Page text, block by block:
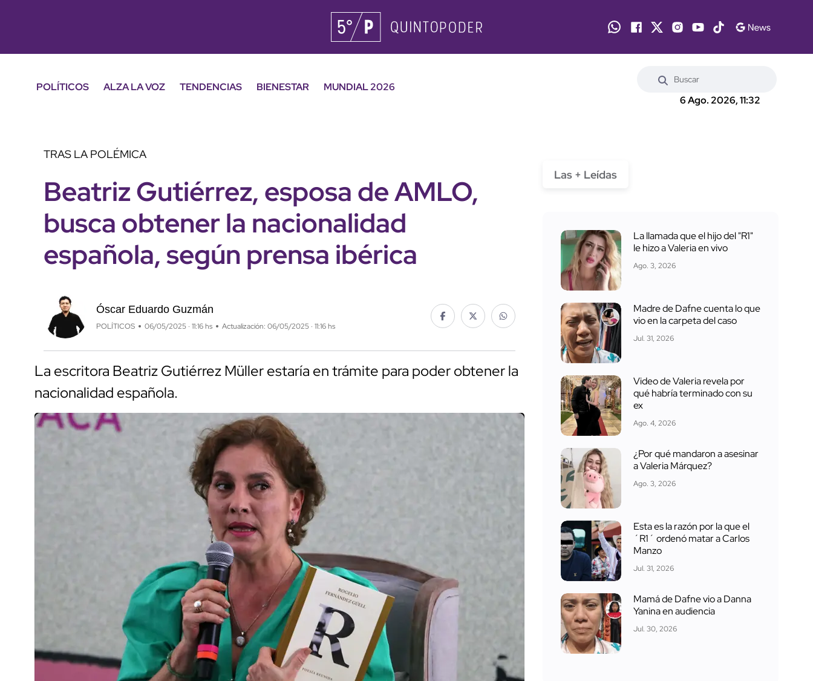
POLÍTICOS ALZA LA VOZ TENDENCIAS BIENESTAR
MUNDIAL 2026
6 Ago. 2026, 11:32
TRAS LA POLÉMICA
Beatriz Gutiérrez, esposa de AMLO,
busca obtener la nacionalidad
española, según prensa ibérica
Óscar Eduardo Guzmán
POLÍTICOS 06/05/2025 · 11:16 hs Actualización: 06/05/2025 · 11:16 hs
La escritora Beatriz Gutiérrez Müller estaría en trámite para poder obtener la
nacionalidad española.
Las + Leídas
La llamada que el hijo del "R1"
le hizo a Valeria en vivo
Ago. 3, 2026
Madre de Dafne cuenta lo que
vio en la carpeta del caso
Jul. 31, 2026
Video de Valeria revela por
qué habría terminado con su
ex
Ago. 4, 2026
¿Por qué mandaron a asesinar
a Valeria Márquez?
Ago. 3, 2026
Esta es la razón por la que el
´R1´ ordenó matar a Carlos
Manzo
Jul. 31, 2026
Mamá de Dafne vio a Danna
Yanina en audiencia
Jul. 30, 2026